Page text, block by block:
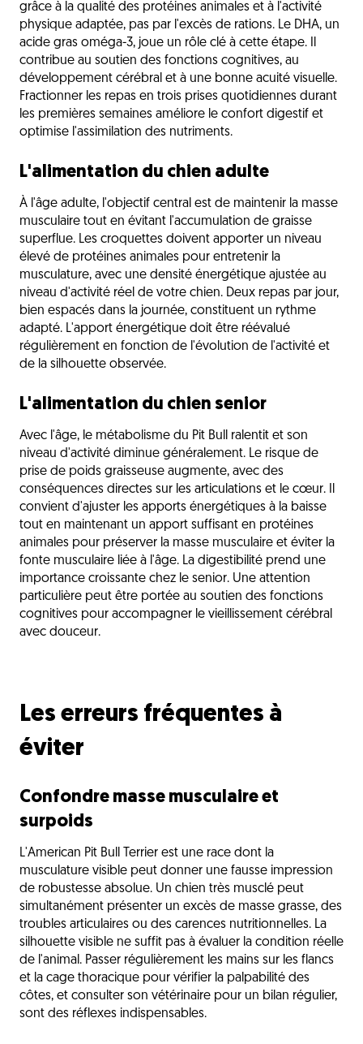
grâce à la qualité des protéines animales et à l'activité
physique adaptée, pas par l'excès de rations. Le DHA, un
acide gras oméga-3, joue un rôle clé à cette étape. Il
contribue au soutien des fonctions cognitives, au
développement cérébral et à une bonne acuité visuelle.
Fractionner les repas en trois prises quotidiennes durant
les premières semaines améliore le confort digestif et
optimise l'assimilation des nutriments.
L'alimentation du chien adulte
À l'âge adulte, l'objectif central est de maintenir la masse
musculaire tout en évitant l'accumulation de graisse
superflue. Les croquettes doivent apporter un niveau
élevé de protéines animales pour entretenir la
musculature, avec une densité énergétique ajustée au
niveau d'activité réel de votre chien. Deux repas par jour,
bien espacés dans la journée, constituent un rythme
adapté. L'apport énergétique doit être réévalué
régulièrement en fonction de l'évolution de l'activité et
de la silhouette observée.
L'alimentation du chien senior
Avec l'âge, le métabolisme du Pit Bull ralentit et son
niveau d'activité diminue généralement. Le risque de
prise de poids graisseuse augmente, avec des
conséquences directes sur les articulations et le cœur. Il
convient d'ajuster les apports énergétiques à la baisse
tout en maintenant un apport suffisant en protéines
animales pour préserver la masse musculaire et éviter la
fonte musculaire liée à l'âge. La digestibilité prend une
importance croissante chez le senior. Une attention
particulière peut être portée au soutien des fonctions
cognitives pour accompagner le vieillissement cérébral
avec douceur.
Les erreurs fréquentes à
éviter
Confondre masse musculaire et
surpoids
L'American Pit Bull Terrier est une race dont la
musculature visible peut donner une fausse impression
de robustesse absolue. Un chien très musclé peut
simultanément présenter un excès de masse grasse, des
troubles articulaires ou des carences nutritionnelles. La
silhouette visible ne suffit pas à évaluer la condition réelle
de l'animal. Passer régulièrement les mains sur les flancs
et la cage thoracique pour vérifier la palpabilité des
côtes, et consulter son vétérinaire pour un bilan régulier,
sont des réflexes indispensables.